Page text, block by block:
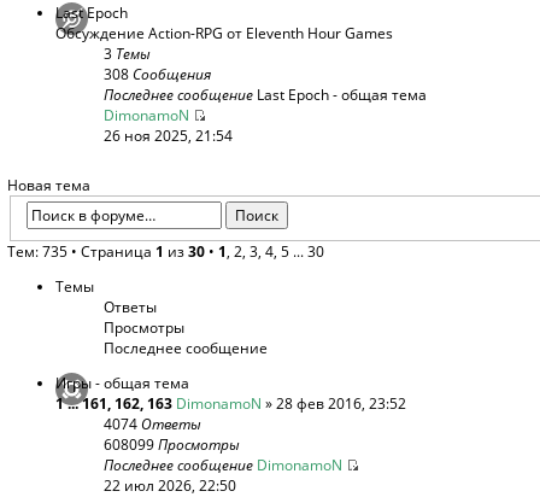
Last Epoch
Обсуждение Action-RPG от Eleventh Hour Games
3 Темы
308Сообщения
Последнее сообщение Last Epoch - общая тема
DimonamoN
26 ноя 2025, 21:54
Новая тема
Тем: 735 • Страница 1 из30 • 1, 2, 3, 4, 5 ...30
Темы
Ответы
Просмотры
Последнее сообщение
Игры - общая тема
1...161, 162, 163 DimonamoN » 28 фев 2016, 23:52
4074Ответы
608099Просмотры
Последнее сообщение DimonamoN
22 июл 2026, 22:50